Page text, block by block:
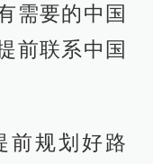
需要的中国
前联系中国
前规划好路